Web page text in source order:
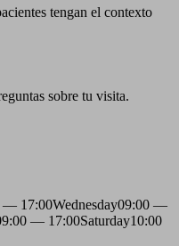
tengan el contexto
sobre tu visita.
— 17:00Wednesday09:00 —
— 17:00Saturday10:00